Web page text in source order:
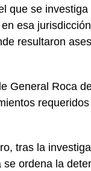
que se
esa
resultaron
General Roca
tras la
ordena la